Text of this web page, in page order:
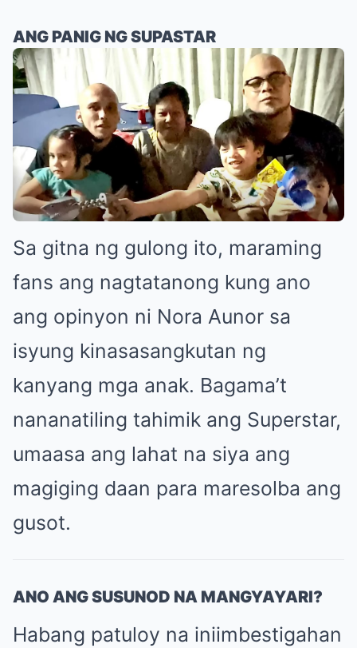
ANG PANIG NG SUPASTAR
Sa gitna ng gulong ito, maraming
fans ang nagtatanong kung ano
ang opinyon ni Nora Aunor sa
isyung kinasasangkutan ng
kanyang mga anak. Bagama’t
nananatiling tahimik ang Superstar,
umaasa ang lahat na siya ang
magiging daan para maresolba ang
gusot.
ANO ANG SUSUNOD NA MANGYAYARI?
Habang patuloy na iniimbestigahan